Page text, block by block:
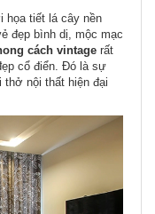
họa tiết lá cây nền
đẹp bình dị, mộc mạc
cách vintage rất
cổ điển. Đó là sự
nội thất hiện đại